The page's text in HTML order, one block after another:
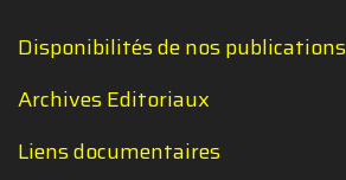
Disponibilités de nos publications
Archives Editoriaux
Liens documentaires